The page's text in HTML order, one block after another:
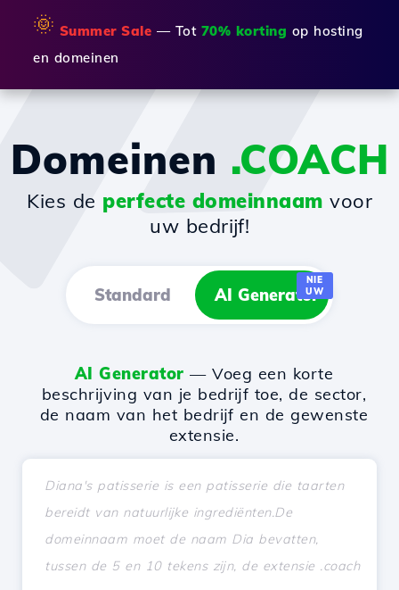
🌞 Summer Sale — Tot 70% korting op hosting
en domeinen
Domeinen .COACH
Kies de perfecte domeinnaam voor
uw bedrijf!
Standard AI Generator
NIE
UW
AI Generator — Voeg een korte
beschrijving van je bedrijf toe, de sector,
de naam van het bedrijf en de gewenste
extensie.